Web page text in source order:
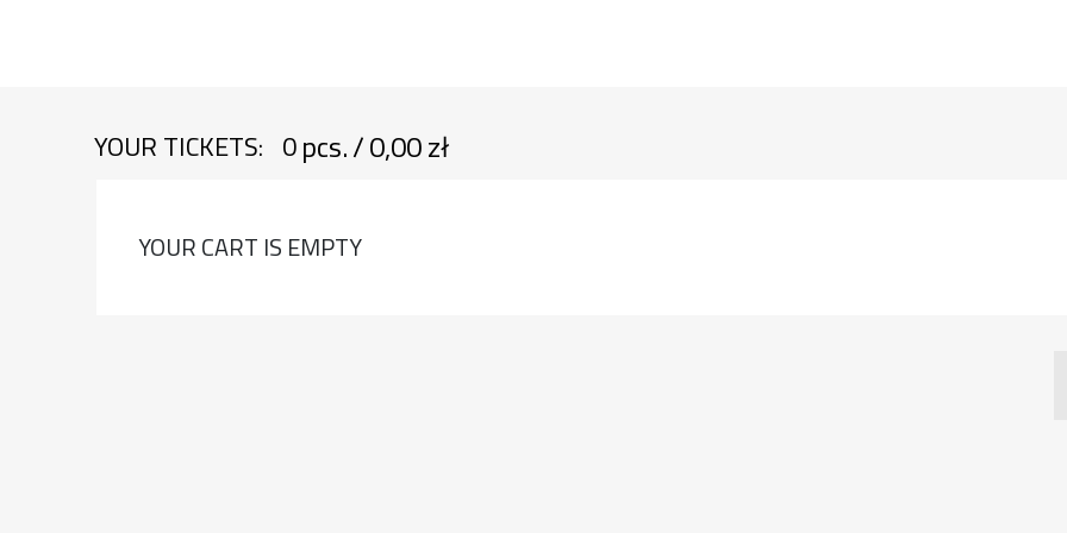
YOUR TICKETS: 0pcs./0,00 zł
YOUR CART IS EMPTY